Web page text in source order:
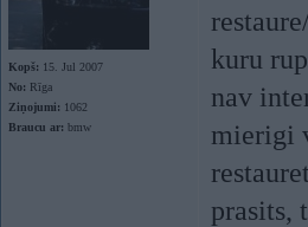
Kopš: 15. Jul 2007
No: Rīga
Ziņojumi: 1062
Braucu ar: bmw
kuru
nav
mierigi
prasits,